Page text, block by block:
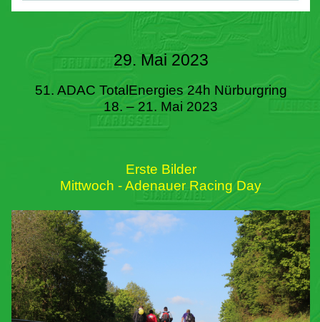
29. Mai 2023
51. ADAC TotalEnergies 24h Nürburgring
18. – 21. Mai 2023
Erste Bilder
Mittwoch - Adenauer Racing Day